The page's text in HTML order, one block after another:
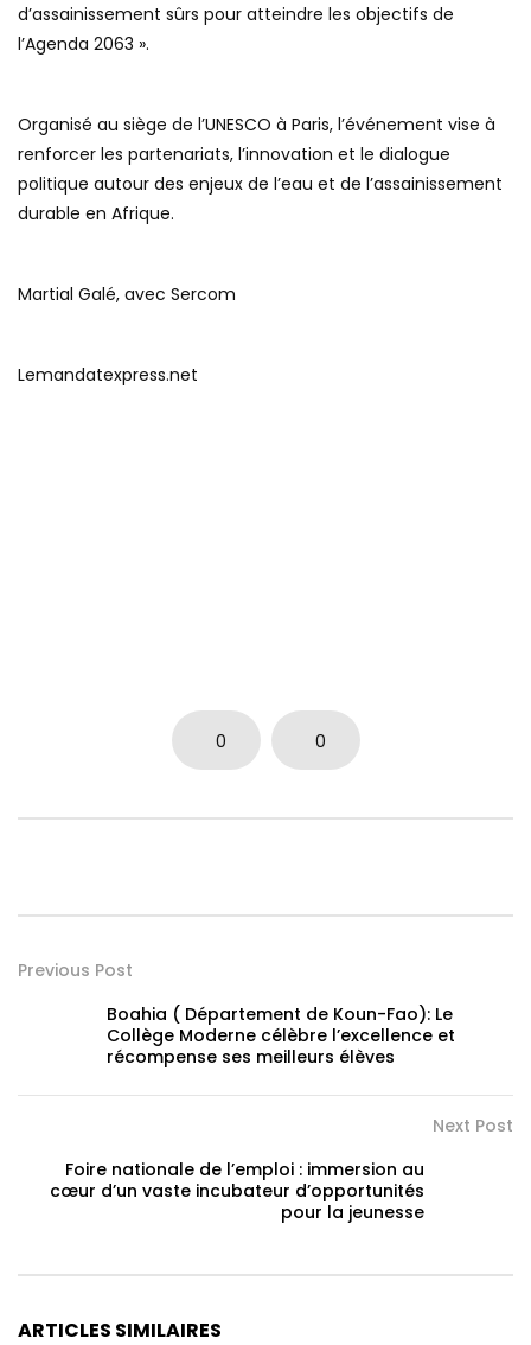
d’assainissement sûrs pour atteindre les objectifs de
l’Agenda 2063 ».
Organisé au siège de l’UNESCO à Paris, l’événement vise à
renforcer les partenariats, l’innovation et le dialogue
politique autour des enjeux de l’eau et de l’assainissement
durable en Afrique.
Martial Galé, avec Sercom
Lemandatexpress.net
0 0
Previous Post
Boahia ( Département de Koun-Fao): Le
Collège Moderne célèbre l’excellence et
récompense ses meilleurs élèves
Next Post
Foire nationale de l’emploi : immersion au
cœur d’un vaste incubateur d’opportunités
pour la jeunesse
ARTICLES SIMILAIRES